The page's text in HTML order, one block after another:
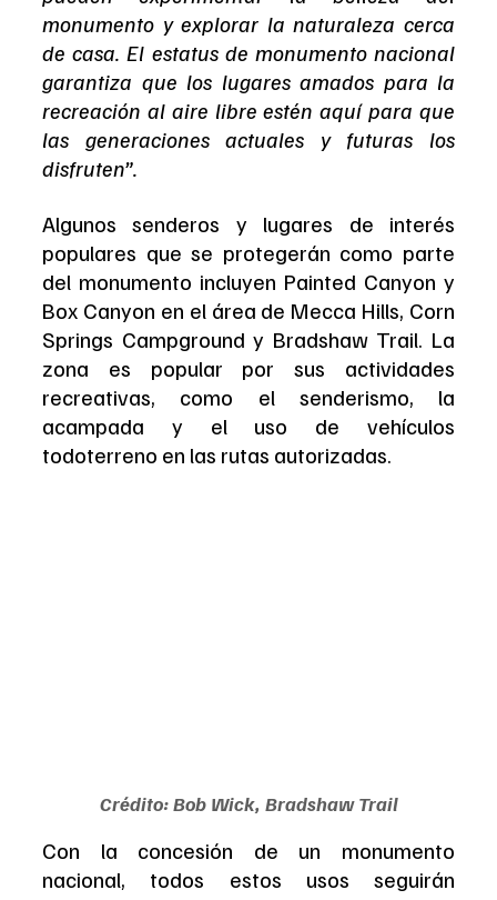
monumento y explorar la naturaleza cerca
de casa. El estatus de monumento nacional
garantiza que los lugares amados para la
recreación al aire libre estén aquí para que
las generaciones actuales y futuras los
disfruten”.
Algunos senderos y lugares de interés
populares que se protegerán como parte
del monumento incluyen Painted Canyon y
Box Canyon en el área de Mecca Hills, Corn
Springs Campground y Bradshaw Trail. La
zona es popular por sus actividades
recreativas, como el senderismo, la
acampada y el uso de vehículos
todoterreno en las rutas autorizadas.
Crédito: Bob Wick, Bradshaw Trail
Con la concesión de un monumento
nacional, todos estos usos seguirán